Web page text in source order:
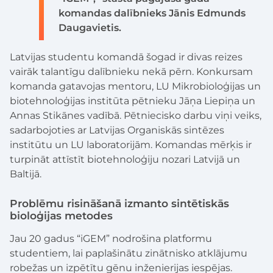
komandas dalībnieks Jānis Edmunds
Daugavietis.
Latvijas studentu komandā šogad ir divas reizes
vairāk talantīgu dalībnieku nekā pērn. Konkursam
komanda gatavojas mentoru, LU Mikrobioloģijas un
biotehnoloģijas institūta pētnieku Jāņa Liepiņa un
Annas Stikānes vadībā. Pētniecisko darbu viņi veiks,
sadarbojoties ar Latvijas Organiskās sintēzes
institūtu un LU laboratorijām. Komandas mērķis ir
turpināt attīstīt biotehnoloģiju nozari Latvijā un
Baltijā.
Problēmu risināšanā izmanto sintētiskās
bioloģijas metodes
Jau 20 gadus “iGEM” nodrošina platformu
studentiem, lai paplašinātu zinātnisko atklājumu
robežas un izpētītu gēnu inženierijas iespējas.